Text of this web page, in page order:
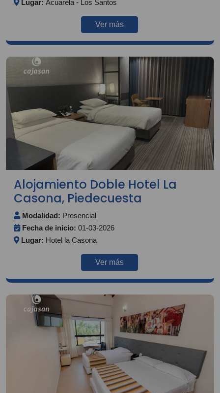
Lugar: Acuarela - Los Santos
Ver más
Alojamiento Doble Hotel La
Casona, Piedecuesta
Modalidad: Presencial
Fecha de inicio: 01-03-2026
Lugar: Hotel la Casona
Ver más